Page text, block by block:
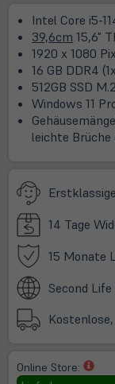
Intel Core i5-
39,6cm 15,6"
1920 x 1080
16 GB DDR4
512GB SSD
Windows 11
leichte Brüche
14 Tage
15 Monate
Second
Online Store: